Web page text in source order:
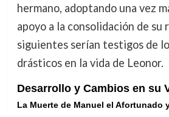
hermano, adoptando una vez
apoyo a la consolidación de su
siguientes serían testigos de
drásticos en la vida de Leonor.
Desarrollo y Cambios en su
La Muerte de Manuel el Afortunado